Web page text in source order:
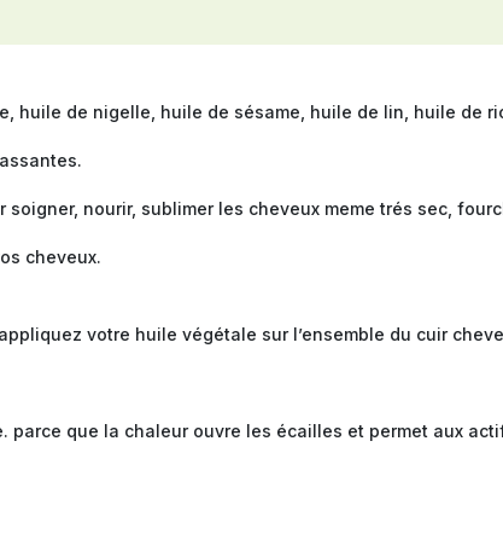
huile de nigelle, huile de sésame, huile de lin, huile de
nourir, sublimer les cheveux meme trés sec,
cheveux.
votre huile végétale sur l’ensemble du cuir
parce que la chaleur ouvre les écailles et permet aux